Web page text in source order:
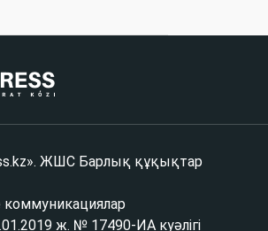
ЖШС Барлық құқықтар
ж. № 17490-ИА куәлігі